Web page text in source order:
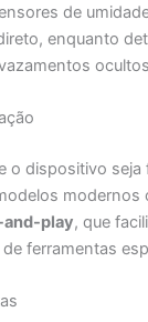
de
enquanto
o dispositivo seja
modernos
play, que
ferramentas